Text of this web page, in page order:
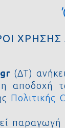
ΧΡΗΣΗΣ
(ΔΤ)
Πολιτικής
παραγωγή